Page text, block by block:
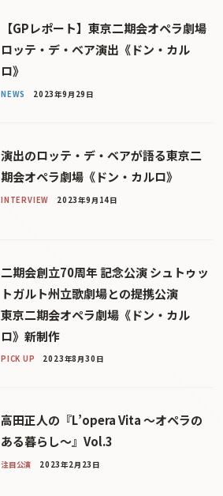
【GPレポート】東京二期会オペラ劇場
ロッテ・デ・ベア演出《ドン・カル
ロ》
NEWS 2023年9月29日
演出のロッテ・デ・ベアが語る東京二
期会オペラ劇場《ドン・カルロ》
INTERVIEW 2023年9月14日
二期会創立70周年 記念公演 シュトゥッ
トガルト州立歌劇場との提携公演
東京二期会オペラ劇場《ドン・カル
ロ》新制作
PICK UP 2023年8月30日
高田正人の『L’opera Vita 〜オペラの
ある暮らし〜』Vol.3
注目公演 2023年2月23日